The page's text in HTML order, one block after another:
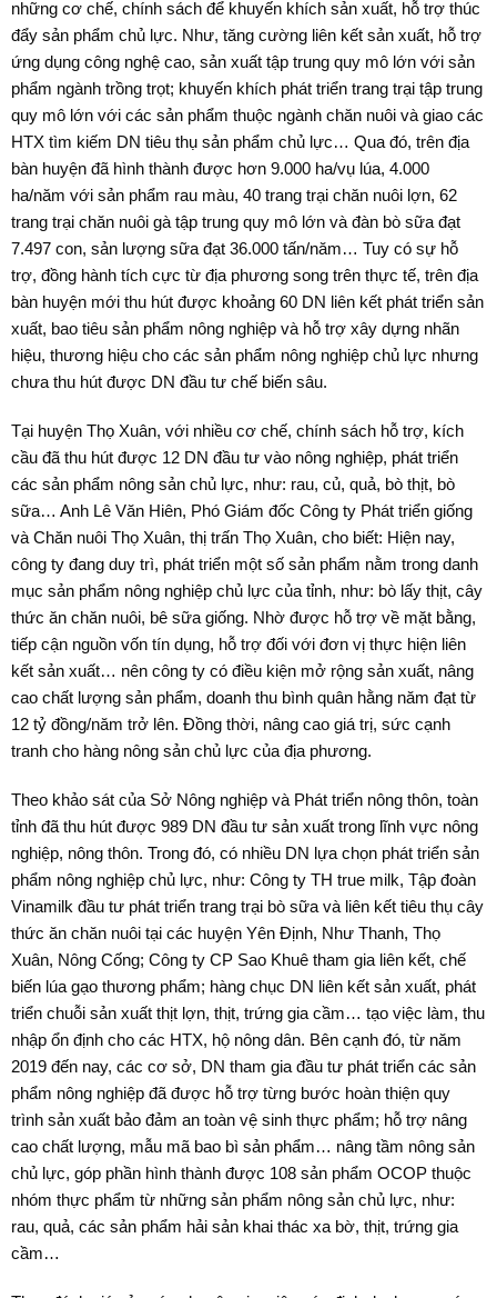
những cơ chế, chính sách để khuyến khích sản xuất, hỗ trợ thúc
đẩy sản phẩm chủ lực. Như, tăng cường liên kết sản xuất, hỗ trợ
ứng dụng công nghệ cao, sản xuất tập trung quy mô lớn với sản
phẩm ngành trồng trọt; khuyến khích phát triển trang trại tập trung
quy mô lớn với các sản phẩm thuộc ngành chăn nuôi và giao các
HTX tìm kiếm DN tiêu thụ sản phẩm chủ lực… Qua đó, trên địa
bàn huyện đã hình thành được hơn 9.000 ha/vụ lúa, 4.000
ha/năm với sản phẩm rau màu, 40 trang trại chăn nuôi lợn, 62
trang trại chăn nuôi gà tập trung quy mô lớn và đàn bò sữa đạt
7.497 con, sản lượng sữa đạt 36.000 tấn/năm… Tuy có sự hỗ
trợ, đồng hành tích cực từ địa phương song trên thực tế, trên địa
bàn huyện mới thu hút được khoảng 60 DN liên kết phát triển sản
xuất, bao tiêu sản phẩm nông nghiệp và hỗ trợ xây dựng nhãn
hiệu, thương hiệu cho các sản phẩm nông nghiệp chủ lực nhưng
chưa thu hút được DN đầu tư chế biến sâu.
Tại huyện Thọ Xuân, với nhiều cơ chế, chính sách hỗ trợ, kích
cầu đã thu hút được 12 DN đầu tư vào nông nghiệp, phát triển
các sản phẩm nông sản chủ lực, như: rau, củ, quả, bò thịt, bò
sữa… Anh Lê Văn Hiên, Phó Giám đốc Công ty Phát triển giống
và Chăn nuôi Thọ Xuân, thị trấn Thọ Xuân, cho biết: Hiện nay,
công ty đang duy trì, phát triển một số sản phẩm nằm trong danh
mục sản phẩm nông nghiệp chủ lực của tỉnh, như: bò lấy thịt, cây
thức ăn chăn nuôi, bê sữa giống. Nhờ được hỗ trợ về mặt bằng,
tiếp cận nguồn vốn tín dụng, hỗ trợ đối với đơn vị thực hiện liên
kết sản xuất… nên công ty có điều kiện mở rộng sản xuất, nâng
cao chất lượng sản phẩm, doanh thu bình quân hằng năm đạt từ
12 tỷ đồng/năm trở lên. Đồng thời, nâng cao giá trị, sức cạnh
tranh cho hàng nông sản chủ lực của địa phương.
Theo khảo sát của Sở Nông nghiệp và Phát triển nông thôn, toàn
tỉnh đã thu hút được 989 DN đầu tư sản xuất trong lĩnh vực nông
nghiệp, nông thôn. Trong đó, có nhiều DN lựa chọn phát triển sản
phẩm nông nghiệp chủ lực, như: Công ty TH true milk, Tập đoàn
Vinamilk đầu tư phát triển trang trại bò sữa và liên kết tiêu thụ cây
thức ăn chăn nuôi tại các huyện Yên Định, Như Thanh, Thọ
Xuân, Nông Cống; Công ty CP Sao Khuê tham gia liên kết, chế
biến lúa gạo thương phẩm; hàng chục DN liên kết sản xuất, phát
triển chuỗi sản xuất thịt lợn, thịt, trứng gia cầm… tạo việc làm, thu
nhập ổn định cho các HTX, hộ nông dân. Bên cạnh đó, từ năm
2019 đến nay, các cơ sở, DN tham gia đầu tư phát triển các sản
phẩm nông nghiệp đã được hỗ trợ từng bước hoàn thiện quy
trình sản xuất bảo đảm an toàn vệ sinh thực phẩm; hỗ trợ nâng
cao chất lượng, mẫu mã bao bì sản phẩm… nâng tầm nông sản
chủ lực, góp phần hình thành được 108 sản phẩm OCOP thuộc
nhóm thực phẩm từ những sản phẩm nông sản chủ lực, như:
rau, quả, các sản phẩm hải sản khai thác xa bờ, thịt, trứng gia
cầm…